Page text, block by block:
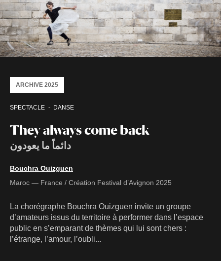
They always come back
دائماً ما يعودون
SPECTACLE DANSE
ARCHIVE 2025
Bouchra Ouizguen
Maroc — France / Création Festival d’Avignon 2025
La chorégraphe Bouchra Ouizguen invite un groupe
d’amateurs issus du territoire à performer dans l’espace
public en s’emparant de thèmes qui lui sont chers :
l’étrange, l’amour, l’oubli...